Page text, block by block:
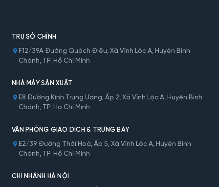
TRỤ SỞ CHÍNH
F12/39A Đường Quách Điêu, Xã Vĩnh Lộc A, Huyện Bình
Chánh, TP. Hồ Chí Minh
NHÀ MÁY SẢN XUẤT
E8 Đường Kinh Trung Ương, Ấp 2, Xã Vĩnh Lộc A, Huyện Bình
Chánh, TP. Hồ Chí Minh
VĂN PHÒNG GIAO DỊCH & TRƯNG BÀY
E2/39 Đường Thới Hoà, Ấp 5, Xã Vĩnh Lộc A, Huyện Bình
Chánh, TP. Hồ Chí Minh
CHI NHÁNH HÀ NỘI